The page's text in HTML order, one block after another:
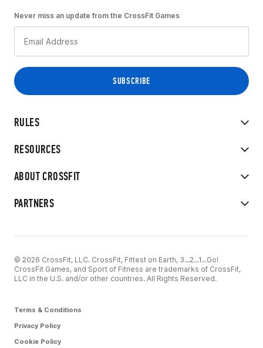
RULES
RESOURCES
ABOUT CROSSFIT
PARTNERS
Never miss an update from the CrossFit Games
© 2026 CrossFit, LLC. CrossFit, Fittest on Earth, 3...2...1...Go!
CrossFit Games, and Sport of Fitness are trademarks of CrossFit,
LLC in the U.S. and/or other countries. All Rights Reserved.
Terms & Conditions
Privacy Policy
Cookie Policy